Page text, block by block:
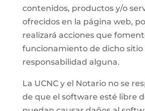
contenidos, productos y/o
ofrecidos en la página web,
realizará acciones que
funcionamiento de dicho sitio
responsabilidad alguna.
La UCNC y el Notario no se
de que el software esté libre